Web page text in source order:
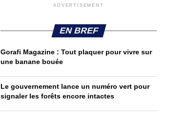
ADVERTISEMENT
EN BREF
Gorafi Magazine : Tout plaquer pour vivre sur
une banane bouée
Le gouvernement lance un numéro vert pour
signaler les forêts encore intactes